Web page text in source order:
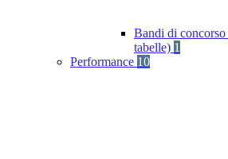
Bandi di
tabelle) 1
Performance 10